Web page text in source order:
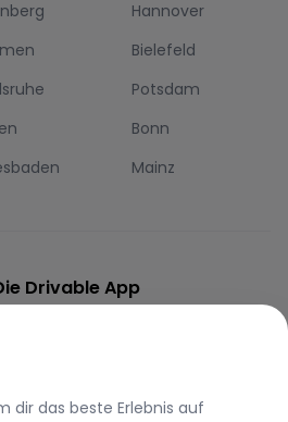
Hannover
Bielefeld
Potsdam
Bonn
Mainz
Drivable App
dir das beste Erlebnis auf